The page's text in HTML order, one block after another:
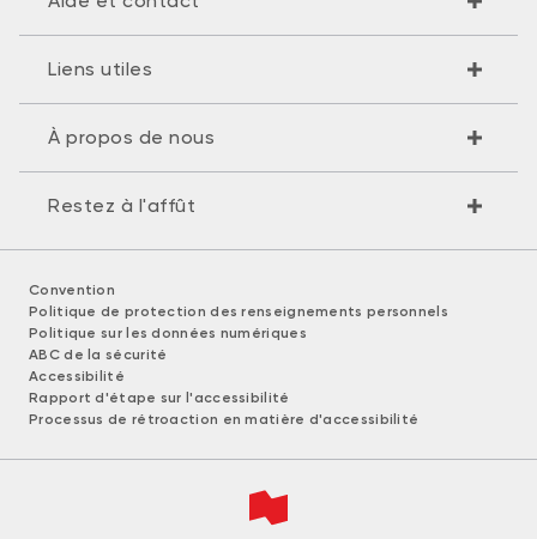
Liens utiles
À propos de nous
Restez à l'affût
Convention
Politique de protection des renseignements personnels
Politique sur les données numériques
ABC de la sécurité
Accessibilité
Rapport d'étape sur l'accessibilité
Processus de rétroaction en matière d'accessibilité